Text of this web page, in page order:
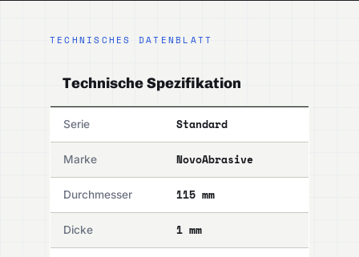
TECHNISCHES DATENBLATT
Technische Spezifikation
Serie Standard
Marke NovoAbrasive
Durchmesser 115 mm
Dicke 1 mm